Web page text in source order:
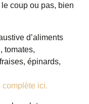
coup ou pas, bien
d’aliments
tomates,
épinards,
complète ici.